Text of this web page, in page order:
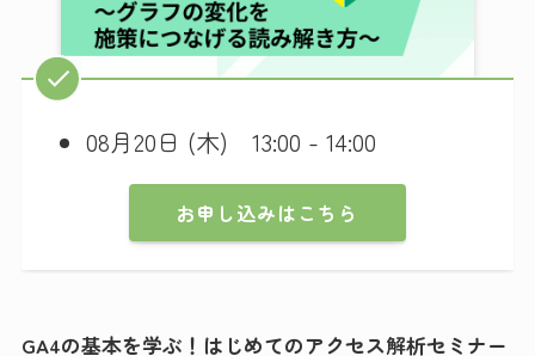
08月20日 (木) 13:00 - 14:00
お申し込みはこちら
GA4の基本を学ぶ！はじめてのアクセス解析セミナー